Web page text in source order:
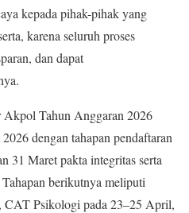
kepada pihak-pihak yang
karena seluruh proses
dan dapat
Akpol Tahun Anggaran 2026
dengan tahapan pendaftaran
31 Maret pakta integritas serta
berikutnya meliputi
Psikologi pada 23–25 April,